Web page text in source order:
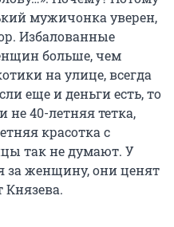
мужичонка уверен,
Избалованные
больше, чем
на улице, всегда
еще и деньги есть, то
не 40-летняя тетка,
красотка с
так не думают. У
за женщину, они ценят
Князева.